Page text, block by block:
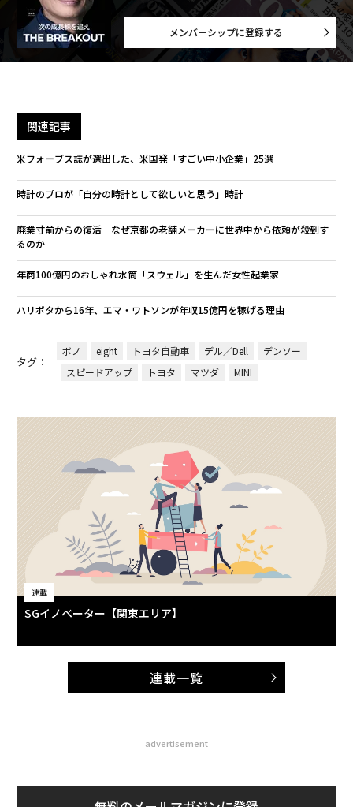
メンバーシップに登録する
関連記事
米フォーブス誌が選出した、米国発「すごい中小企業」25選
時計のプロが「自分の時計として欲しいと思う」時計
廃業寸前からの復活 なぜ京都の老舗メーカーに世界中から依頼が殺到す
るのか
年商100億円のおしゃれ水筒「スウェル」を生んだ女性起業家
ハリポタから16年、エマ・ワトソンが年収15億円を稼げる理由
タグ：
ボノ eight トヨタ自動車 デル／Dell
デンソー
スピードアップ
トヨタ マツダ MINI
連載
SGイノベーター【関東エリア】
連載一覧
advertisement